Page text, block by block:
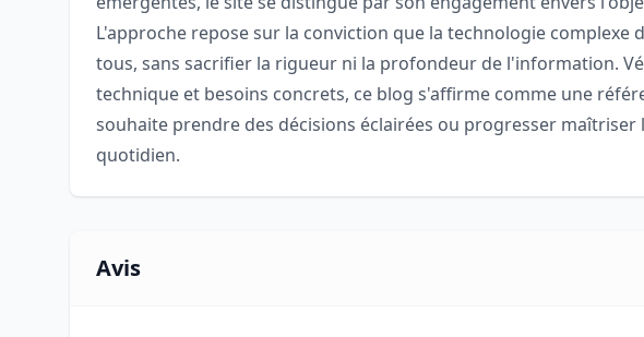
L'approche repose sur la conviction que la technologie
tous, sans sacrifier la rigueur ni la profondeur de l'information.
technique et besoins concrets, ce blog s'affirme comme une
souhaite prendre des décisions éclairées ou progresser
quotidien.
Avis